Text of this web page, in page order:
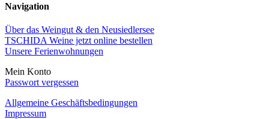
Navigation
Über das Weingut & den Neusiedlersee
TSCHIDA Weine jetzt online bestellen
Unsere Ferienwohnungen
Mein Konto
Passwort vergessen
Allgemeine Geschäftsbedingungen
Impressum